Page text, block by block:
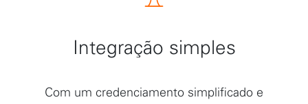
Integração simples
Com um credenciamento simplificado e